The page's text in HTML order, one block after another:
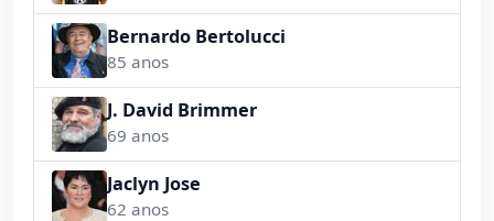
Bernardo Bertolucci
85 anos
J. David Brimmer
69 anos
Jaclyn Jose
62 anos